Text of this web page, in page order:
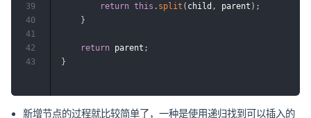
return this . split ( child , parent ) ;
}
return parent ;
}
39
40
41
42
43
新增节点的过程就比较简单了，一种是使用递归找到可以插入的